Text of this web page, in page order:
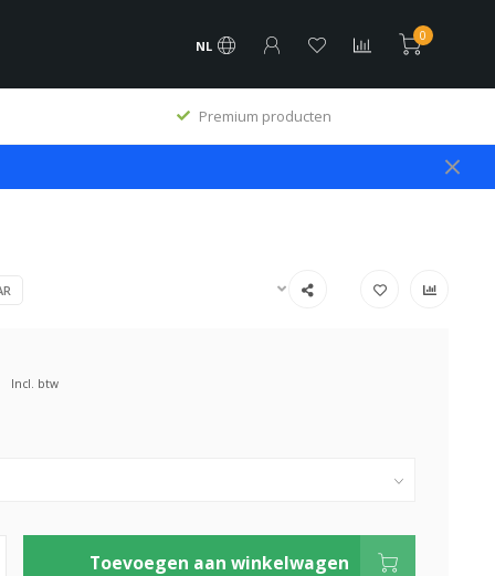
NL
0
Premium producten
Incl. btw
Toevoegen aan winkelwagen